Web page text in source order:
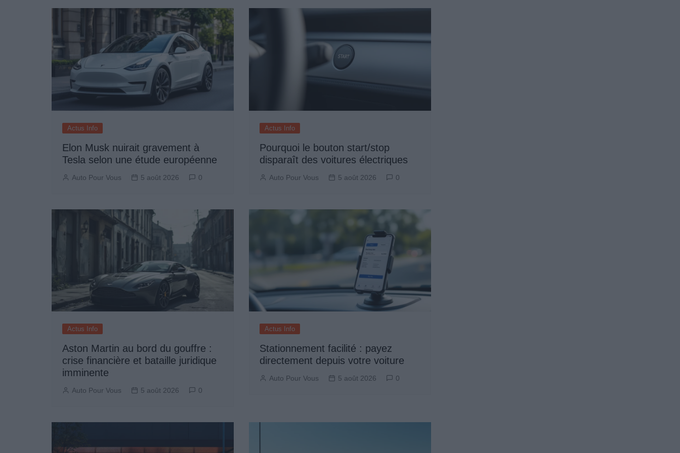
l’article
Actus Info
Elon Musk nuirait gravement à
Tesla selon une étude européenne
Auto Pour Vous 5 août 2026 0
Actus Info
Pourquoi le bouton start/stop
disparaît des voitures électriques
Auto Pour Vous 5 août 2026 0
Actus Info
Aston Martin au bord du gouffre :
crise financière et bataille juridique
imminente
Auto Pour Vous 5 août 2026 0
Actus Info
Stationnement facilité : payez
directement depuis votre voiture
Auto Pour Vous 5 août 2026 0